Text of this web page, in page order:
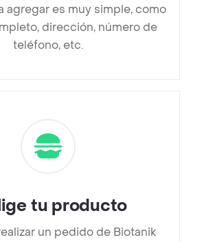
agregar es muy simple, como
dirección, número de
teléfono, etc.
tu producto
un pedido de Biotanik